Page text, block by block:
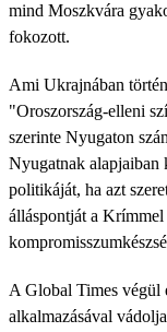
mind Moszkvára
fokozott.
Ami Ukrajnában
"Oroszország-elleni
szerinte Nyugaton
Nyugatnak alapjaiban
politikáját, ha azt
álláspontját a
A Global Times végül
alkalmazásával